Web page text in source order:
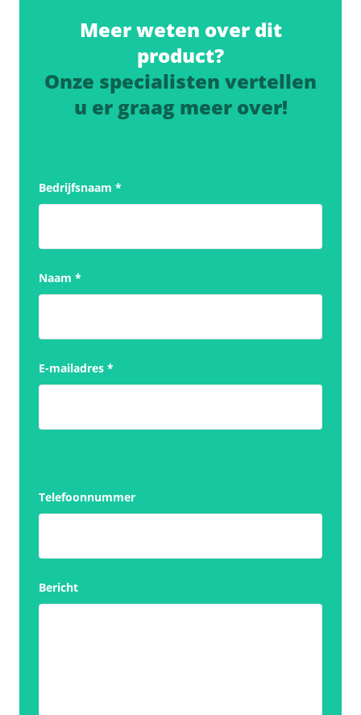
Meer weten over dit
product?
Onze specialisten vertellen
u er graag meer over!
Bedrijfsnaam *
Naam *
E-mailadres *
Telefoonnummer
Bericht